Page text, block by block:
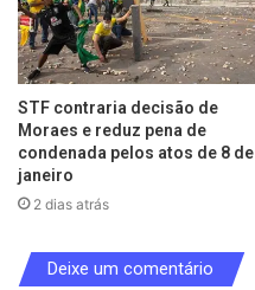
STF contraria decisão de
Moraes e reduz pena de
condenada pelos atos de 8 de
janeiro
2 dias atrás
Deixe um comentário